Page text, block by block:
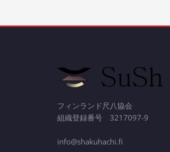
フィンランド尺八協会
組織登録番号 3217097-9
info@shakuhachi.fi